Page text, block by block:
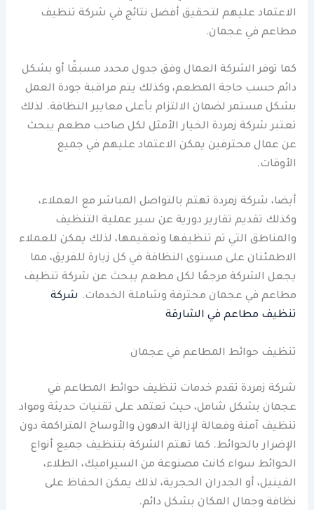
الاعتماد عليهم لتحقيق أفضل نتائج في شركة تنظيف
مطاعم في عجمان.
كما توفر الشركة العمال وفق جدول محدد مسبقًا أو بشكل
دائم حسب حاجة المطعم، وكذلك يتم مراقبة جودة العمل
بشكل مستمر لضمان الالتزام بأعلى معايير النظافة. لذلك
تعتبر شركة زمردة الخيار الأمثل لكل صاحب مطعم يبحث
عن عمال محترفين يمكن الاعتماد عليهم في جميع
الأوقات.
أيضا، شركة زمردة تهتم بالتواصل المباشر مع العملاء،
وكذلك تقديم تقارير دورية عن سير عملية التنظيف
والمناطق التي تم تنظيفها وتعقيمها، لذلك يمكن للعملاء
الاطمئنان على مستوى النظافة في كل زيارة للفريق، مما
يجعل الشركة مرجعًا لكل مطعم يبحث عن شركة تنظيف
مطاعم في عجمان محترفة وشاملة الخدمات. شركة
تنظيف مطاعم في الشارقة
تنظيف حوائط المطاعم في عجمان
شركة زمردة تقدم خدمات تنظيف حوائط المطاعم في
عجمان بشكل شامل، حيث تعتمد على تقنيات حديثة ومواد
تنظيف آمنة وفعالة لإزالة الدهون والأوساخ المتراكمة دون
الإضرار بالحوائط. كما تهتم الشركة بتنظيف جميع أنواع
الحوائط سواء كانت مصنوعة من السيراميك، الطلاء،
الفينيل، أو الجدران الحجرية، لذلك يمكن الحفاظ على
نظافة وجمال المكان بشكل دائم.